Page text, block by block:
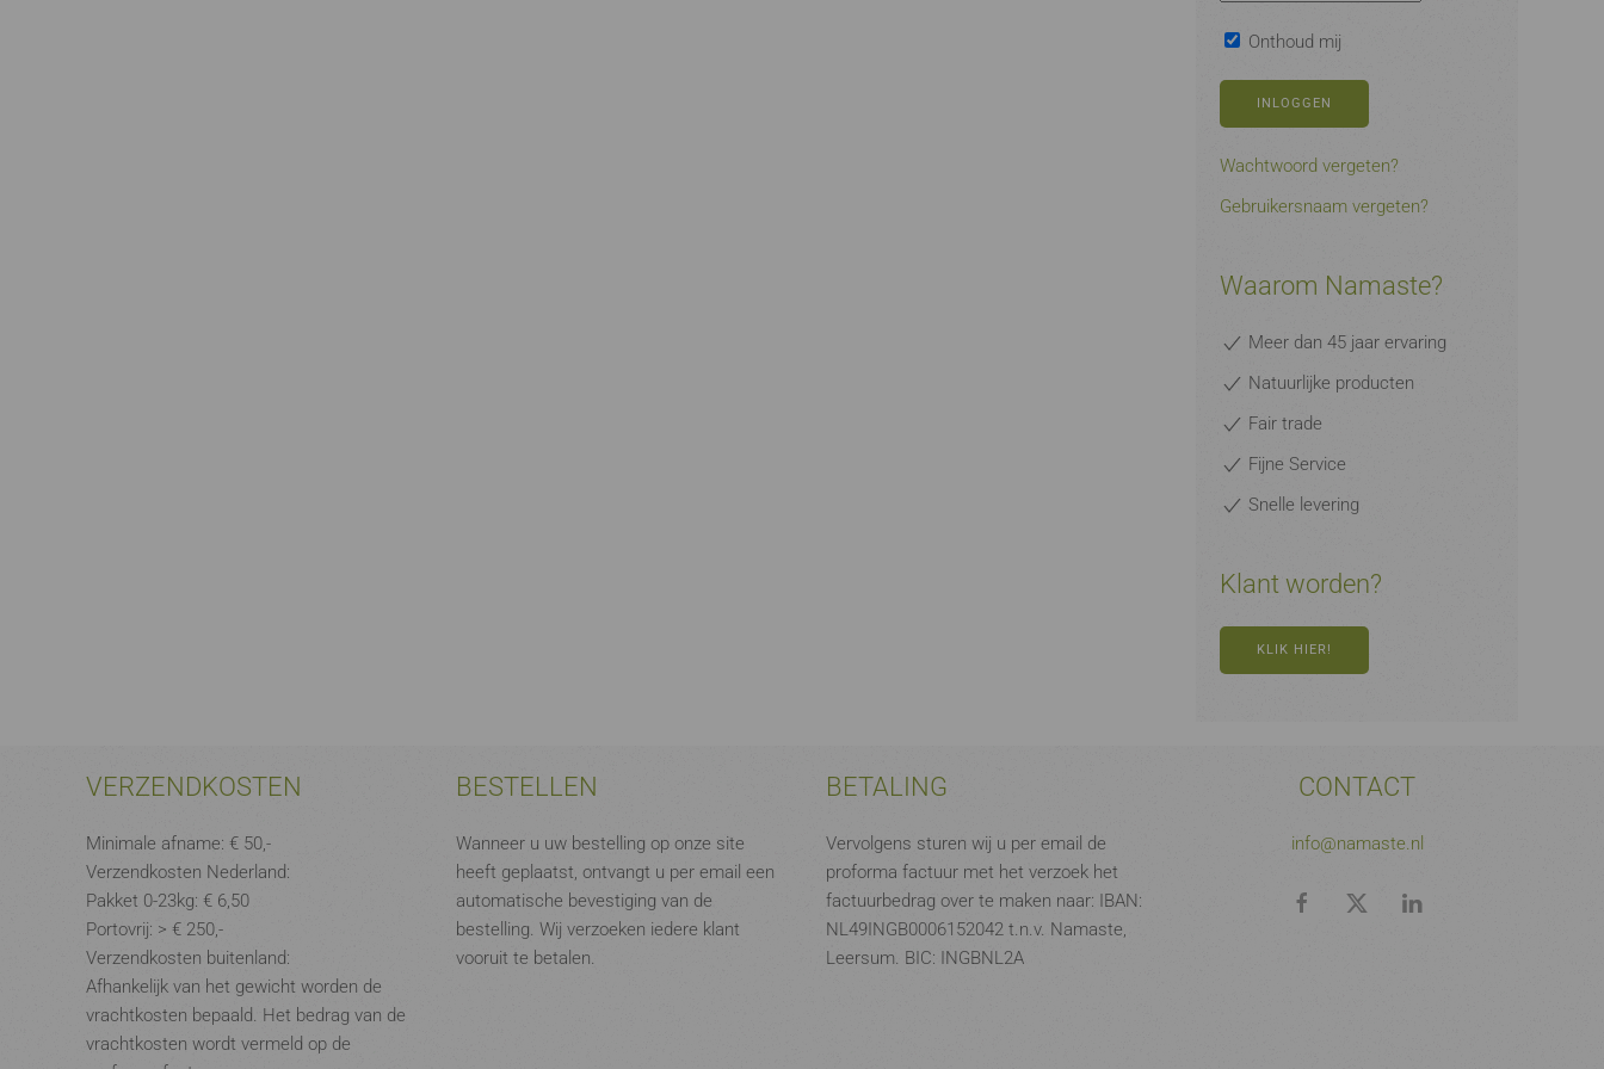
Onthoud mij
INLOGGEN
Wachtwoord vergeten?
Gebruikersnaam vergeten?
Waarom Namaste?
Meer dan 45 jaar ervaring
Natuurlijke producten
Fair trade
Fijne Service
Snelle levering
Klant worden?
KLIK HIER!
VERZENDKOSTEN
Minimale afname: € 50,-
Verzendkosten Nederland:
Pakket 0-23kg: € 6,50
Portovrij: > € 250,-
Verzendkosten buitenland:
Afhankelijk van het gewicht worden de
vrachtkosten bepaald. Het bedrag van de
vrachtkosten wordt vermeld op de
BESTELLEN
Wanneer u uw bestelling op onze site
heeft geplaatst, ontvangt u per email een
automatische bevestiging van de
bestelling. Wij verzoeken iedere klant
vooruit te betalen.
BETALING
Vervolgens sturen wij u per email de
proforma factuur met het verzoek het
factuurbedrag over te maken naar: IBAN:
NL49INGB0006152042 t.n.v. Namaste,
Leersum. BIC: INGBNL2A
CONTACT
info@namaste.nl